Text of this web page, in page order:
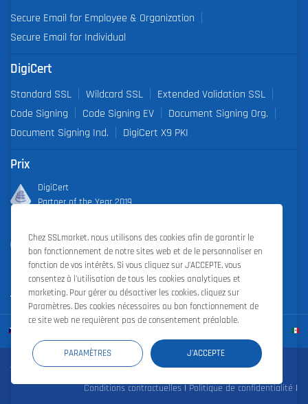
Secure Email for Employee & Organization
Secure Email for Individual
DigiCert
Standard SSL Wildcard SSL
Extended Validation SSL
Code Signing
Code Signing EV
Document Signing Org.
Document Signing Ind.
DigiCert X9 PKI
Prix
DigiCert
Partner of the Year 2019
Outstanding Sales Performance Award 2018, 2019, 2020, 2021,
2022
Zoner Cloud|Zoner Photo Studio| ZONER a.s.
Conditions contractuelles | Politique de confidentialité |
Chez SSLmarket, nous utilisons des cookies afin de garantir le
bon fonctionnement de notre sites web et de le personnaliser en
fonction de vos intérêts. Si vous cliquez sur J'ACCEPTE, vous
consentez à l'utilisation de tous les cookies analytiques et
marketing. Pour gérer ou désactiver les cookies, cliquez sur
Paramètres. Des cookies nécessaires au bon fonctionnement de
ce site web ne requièrent pas de consentement préalable.
PARAMÈTRES J'ACCEPTE